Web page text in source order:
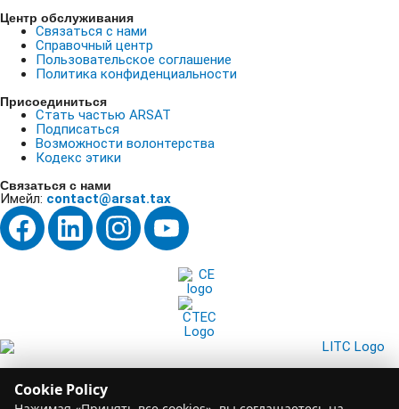
Центр обслуживания
Связаться с нами
Справочный центр
Пользовательское соглашение
Политика конфиденциальности
Присоединиться
Стать частью ARSAT
Подписаться
Возможности волонтерства
Кодекс этики
Связаться с нами
Имейл: contact@arsat.tax
Cookie Policy
@2026 ARSAT. Все права защищены.